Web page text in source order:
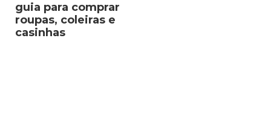
guia para comprar
roupas, coleiras e
casinhas